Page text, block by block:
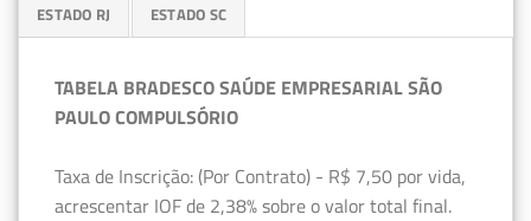
ESTADO RJ ESTADO SC
TABELA BRADESCO SAÚDE EMPRESARIAL SÃO
PAULO COMPULSÓRIO
Taxa de Inscrição: (Por Contrato) - R$ 7,50 por vida,
acrescentar IOF de 2,38% sobre o valor total final.